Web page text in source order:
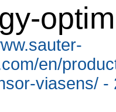
en/
viasens/ -